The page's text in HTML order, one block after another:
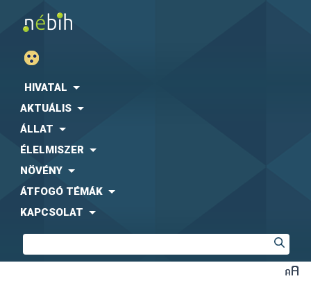
HIVATAL
AKTUÁLIS
ÁLLAT
ÉLELMISZER
NÖVÉNY
ÁTFOGÓ TÉMÁK
KAPCSOLAT